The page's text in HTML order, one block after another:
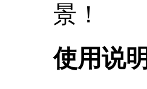
景！
使用说明